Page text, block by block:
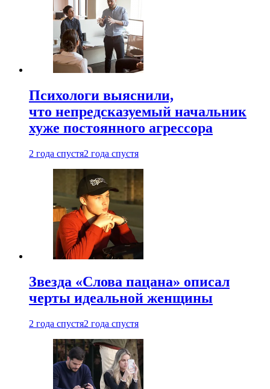
Психологи выяснили,
что непредсказуемый начальник
хуже постоянного агрессора
2 года спустя2 года спустя
Звезда «Слова пацана» описал
черты идеальной женщины
2 года спустя2 года спустя